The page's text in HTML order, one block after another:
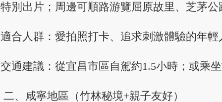
特別出片；周邊可順路游覽屈原故里、芝茅公
適合人群：愛拍照打卡、追求刺激體驗的年輕
交通建議：從宜昌市區自駕約1.5小時；或乘
二、咸寧地區（竹林秘境+親子友好）